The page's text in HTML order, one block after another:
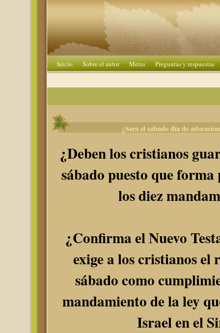
Inicio Sobre el autor Metas Preguntas y respuestas
¿Será el sábado día de
¿Deben los cristianos
sábado puesto que
los diez
¿Confirma el Nuevo
exige a los cristianos el
sábado como
mandamiento de la ley
Israel en el